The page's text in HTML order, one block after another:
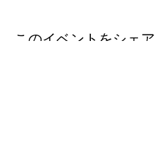
このイベントをシェア